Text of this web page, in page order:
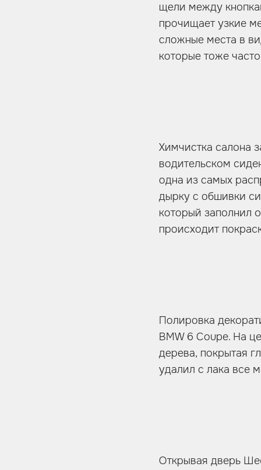
щели между
прочищает узкие
сложные места в
которые тоже
Химчистка салона
водительском
одна из самых
дырку с обшивки
который заполнил
происходит
Полировка
BMW 6 Coupe. На
дерева, покрытая
удалил с лака все
Открывая дверь